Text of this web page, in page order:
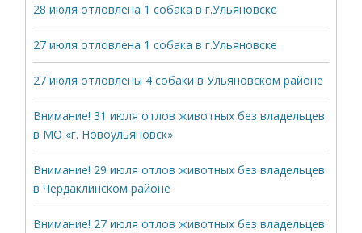
28 июля отловлена 1 собака в г.Ульяновске
27 июля отловлена 1 собака в г.Ульяновске
27 июля отловлены 4 собаки в Ульяновском районе
Внимание! 31 июля отлов животных без владельцев
в МО «г. Новоульяновск»
Внимание! 29 июля отлов животных без владельцев
в Чердаклинском районе
Внимание! 27 июля отлов животных без владельцев